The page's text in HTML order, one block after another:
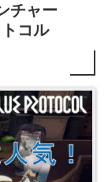
チャー
コル